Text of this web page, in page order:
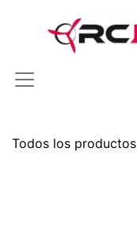
Todos los productos